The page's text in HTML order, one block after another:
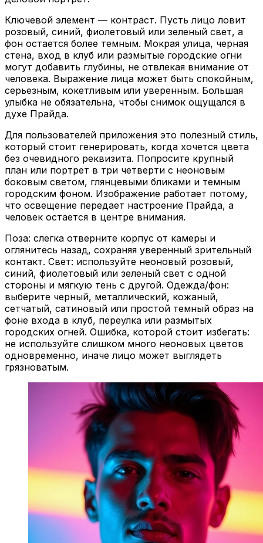
Ключевой элемент — контраст. Пусть лицо ловит
розовый, синий, фиолетовый или зеленый свет, а
фон остается более темным. Мокрая улица, черная
стена, вход в клуб или размытые городские огни
могут добавить глубины, не отвлекая внимание от
человека. Выражение лица может быть спокойным,
серьезным, кокетливым или уверенным. Большая
улыбка не обязательна, чтобы снимок ощущался в
духе Прайда.
Для пользователей приложения это полезный стиль,
который стоит генерировать, когда хочется цвета
без очевидного реквизита. Попросите крупный
план или портрет в три четверти с неоновым
боковым светом, глянцевыми бликами и темным
городским фоном. Изображение работает потому,
что освещение передает настроение Прайда, а
человек остается в центре внимания.
Поза: слегка отверните корпус от камеры и
оглянитесь назад, сохраняя уверенный зрительный
контакт. Свет: используйте неоновый розовый,
синий, фиолетовый или зеленый свет с одной
стороны и мягкую тень с другой. Одежда/фон:
выберите черный, металлический, кожаный,
сетчатый, сатиновый или простой темный образ на
фоне входа в клуб, переулка или размытых
городских огней. Ошибка, которой стоит избегать:
не используйте слишком много неоновых цветов
одновременно, иначе лицо может выглядеть
грязноватым.